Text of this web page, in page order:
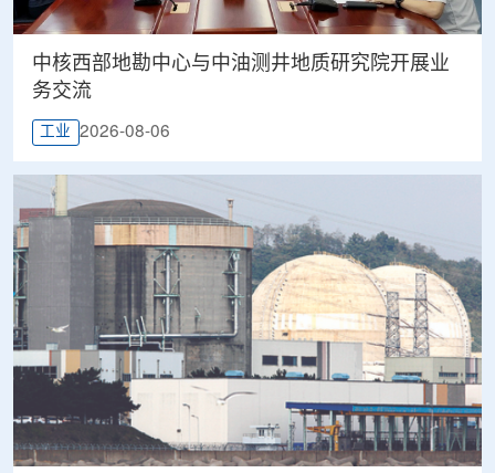
中核西部地勘中心与中油测井地质研究院开展业
务交流
工业 2026-08-06